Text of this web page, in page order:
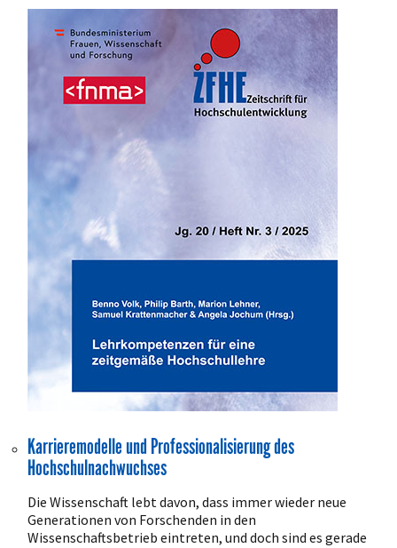
Karrieremodelle und Professionalisierung des
Hochschulnachwuchses
Die Wissenschaft lebt davon, dass immer wieder neue
Generationen von Forschenden in den
Wissenschaftsbetrieb eintreten, und doch sind es gerade